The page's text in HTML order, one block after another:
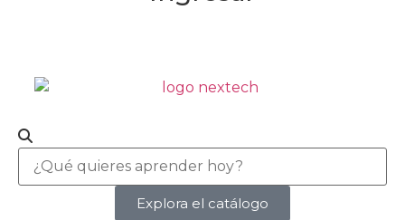
Explora el catálogo